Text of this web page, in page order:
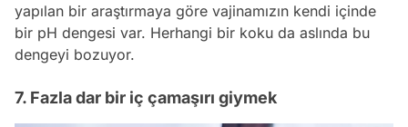
yapılan bir araştırmaya göre vajinamızın kendi içinde
bir pH dengesi var. Herhangi bir koku da aslında bu
dengeyi bozuyor.
7. Fazla dar bir iç çamaşırı giymek